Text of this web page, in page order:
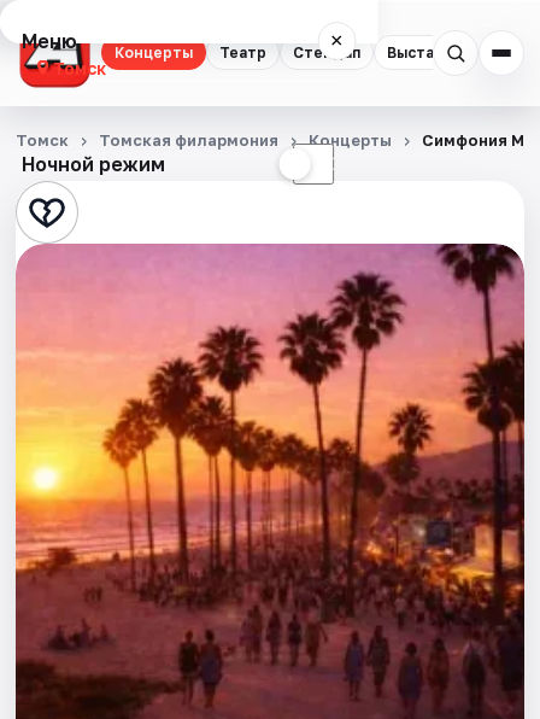
Концерты Театр Стендап Выставки
Меню ×
Томск
Концерты
Театр
Стендап
Квесты
Экскурсии
События
Города
Площадки
Артисты
Ночной режим ☾
Томск Томская филармония Концерты Симфония